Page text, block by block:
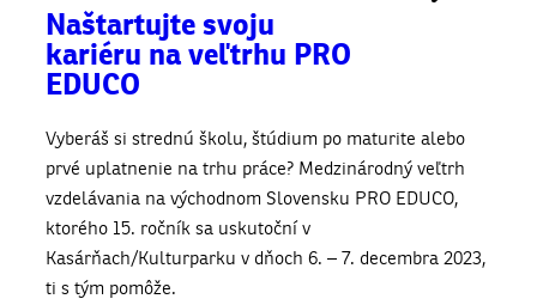
Naštartujte svoju
kariéru na veľtrhu PRO
EDUCO
Vyberáš si strednú školu, štúdium po maturite alebo
prvé uplatnenie na trhu práce? Medzinárodný veľtrh
vzdelávania na východnom Slovensku PRO EDUCO,
ktorého 15. ročník sa uskutoční v
Kasárňach/Kulturparku v dňoch 6. – 7. decembra 2023,
ti s tým pomôže.